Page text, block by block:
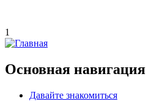
1
Основная навигация
Давайте знакомиться